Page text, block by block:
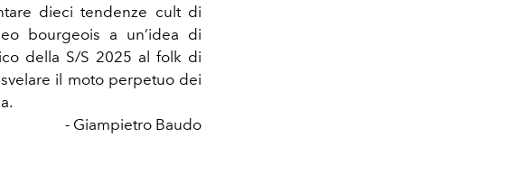
dieci tendenze cult di
bourgeois a un’idea di
della S/S 2025 al folk di
il moto perpetuo dei
- Giampietro Baudo